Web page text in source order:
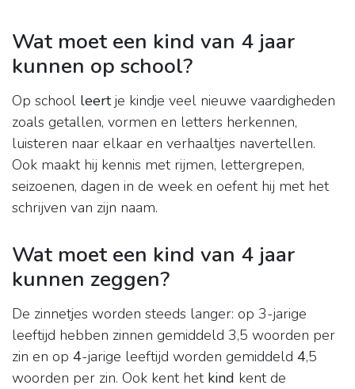
Wat moet een kind van 4 jaar
kunnen op school?
Op school leertje kindje veel nieuwe vaardigheden
zoals getallen, vormen en letters herkennen,
luisteren naar elkaar en verhaaltjes navertellen.
Ook maakt hij kennis met rijmen, lettergrepen,
seizoenen, dagen in de week en oefent hij met het
schrijven van zijn naam.
Wat moet een kind van 4 jaar
kunnen zeggen?
De zinnetjes worden steeds langer: op 3-jarige
leeftijd hebben zinnen gemiddeld 3,5 woorden per
zin en op 4-jarige leeftijd worden gemiddeld 4,5
woorden per zin. Ook kent het kind kent de